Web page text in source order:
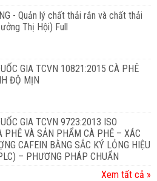
- Quản lý chất thải rắn và chất thải
Thị Hội) Full
GIA TCVN 10821:2015 CÀ PHÊ
ĐỘ MỊN
GIA TCVN 9723:2013 ISO
PHÊ VÀ SẢN PHẨM CÀ PHÊ – XÁC
CAFEIN BẰNG SẮC KÝ LỎNG HIỆU
– PHƯƠNG PHÁP CHUẨN
Xem tất cả »